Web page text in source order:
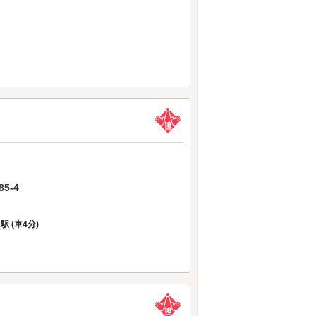
4
(車4分)